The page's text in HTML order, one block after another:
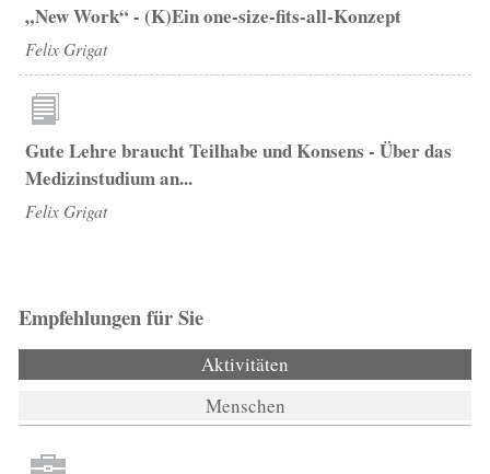
„New Work“ - (K)Ein one-size-fits-all-Konzept
Felix Grigat
Gute Lehre braucht Teilhabe und Konsens - Über das
Medizinstudium an...
Felix Grigat
Empfehlungen für Sie
Aktivitäten
Menschen